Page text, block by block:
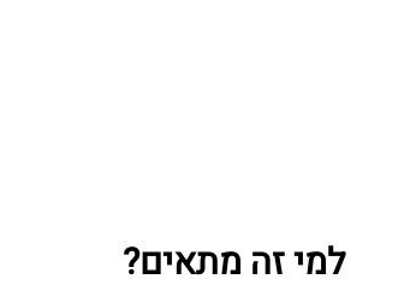
למי זה מתאים?